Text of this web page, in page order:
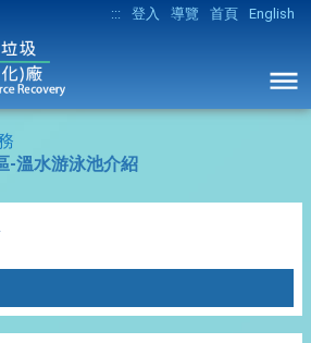
::: 登入 導覽 首頁 English
-溫水游泳池介紹